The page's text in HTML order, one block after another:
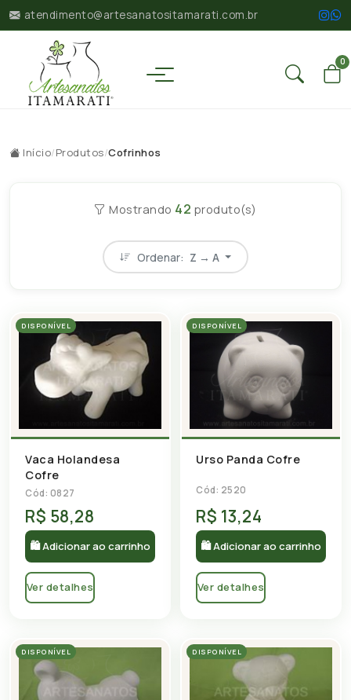
atendimento@artesanatositamarati.com.br
0
Início/Produtos/Cofrinhos
Mostrando 42 produto(s)
Ordenar: Z → A
DISPONÍVEL
Vaca Holandesa
Cofre
Cód: 0827
R$ 58,28
🛍 Adicionar ao carrinho
Ver detalhes
DISPONÍVEL
Urso Panda Cofre
Cód: 2520
R$ 13,24
🛍 Adicionar ao carrinho
Ver detalhes
DISPONÍVEL DISPONÍVEL